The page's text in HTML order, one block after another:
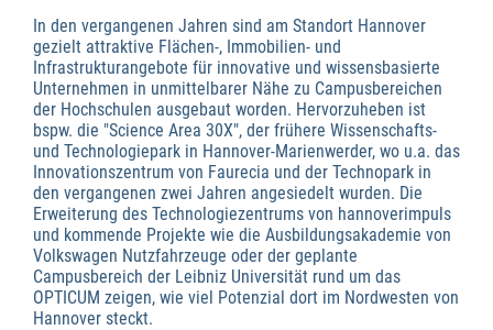
In den vergangenen Jahren sind am Standort Hannover
gezielt attraktive Flächen-, Immobilien- und
Infrastrukturangebote für innovative und wissensbasierte
Unternehmen in unmittelbarer Nähe zu Campusbereichen
der Hochschulen ausgebaut worden. Hervorzuheben ist
bspw. die "Science Area 30X", der frühere Wissenschafts-
und Technologiepark in Hannover-Marienwerder, wo u.a. das
Innovationszentrum von Faurecia und der Technopark in
den vergangenen zwei Jahren angesiedelt wurden. Die
Erweiterung des Technologiezentrums von hannoverimpuls
und kommende Projekte wie die Ausbildungsakademie von
Volkswagen Nutzfahrzeuge oder der geplante
Campusbereich der Leibniz Universität rund um das
OPTICUM zeigen, wie viel Potenzial dort im Nordwesten von
Hannover steckt.